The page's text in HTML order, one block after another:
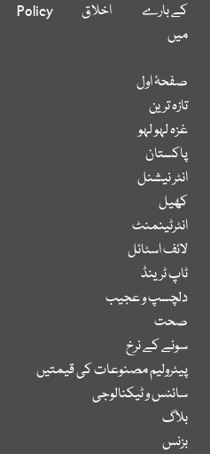
کے بارے
میں
اخلاق
Policy
صفحۂ اول
تازہ ترین
غزہ لہو لہو
پاکستان
انٹر نیشنل
کھیل
انٹرٹینمنٹ
لائف اسٹائل
ٹاپ ٹرینڈ
دلچسپ و عجیب
صحت
سونے کے نرخ
پیٹرولیم مصنوعات کی قیمتیں
سائنس و ٹیکنالوجی
بلاگ
بزنس